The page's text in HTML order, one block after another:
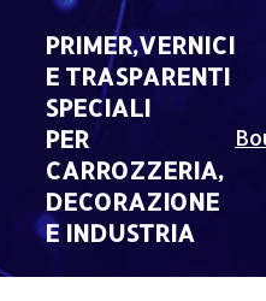
PRIMER,VERNICI
E TRASPARENTI
SPECIALI
PER
CARROZZERIA,
DECORAZIONE
E INDUSTRIA